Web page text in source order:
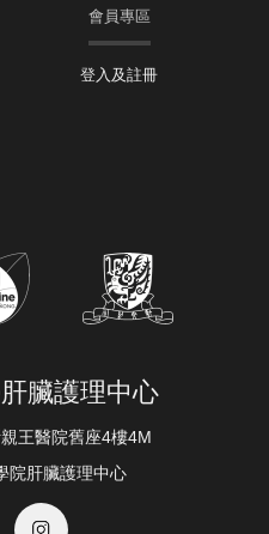
會員專區
登入及註冊
臟護理中心
王醫院舊座4樓4M
院肝臟護理中心